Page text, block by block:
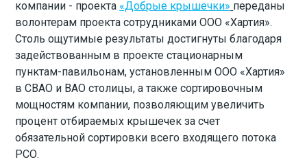
компании - проекта «Добрые крышечки» переданы
волонтерам проекта сотрудниками ООО «Хартия».
Столь ощутимые результаты достигнуты благодаря
задействованным в проекте стационарным
пунктам-павильонам, установленным ООО «Хартия»
в СВАО и ВАО столицы, а также сортировочным
мощностям компании, позволяющим увеличить
процент отбираемых крышечек за счет
обязательной сортировки всего входящего потока
РСО.